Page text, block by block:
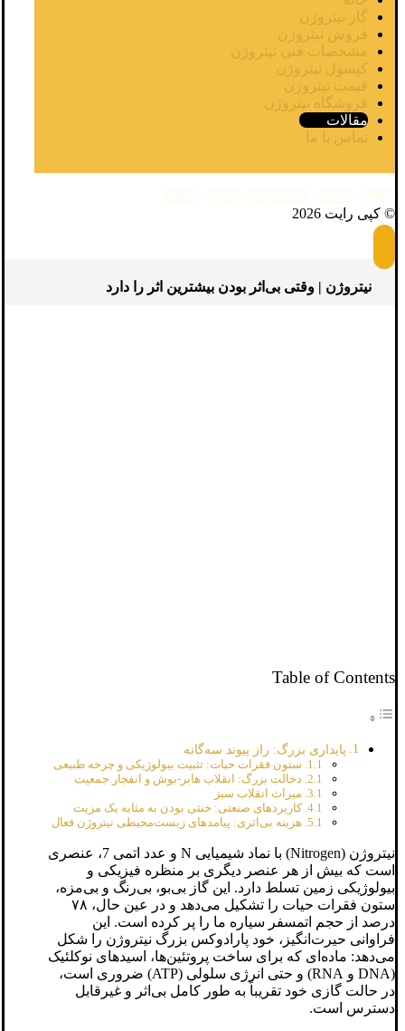
گاز نیتروژن
فروش نیتروژن
مشخصات فنی نیتروژن
کپسول نیتروژن
قیمت نیتروژن
فروشگاه نیتروژن
مقالات
تماس با ما
© کپی رایت 2026
نیتروژن | وقتی بی‌اثر بودن بیشترین اثر را دارد
Table of Contents
پایداری بزرگ: راز پیوند سه‌گانه
ستون فقرات حیات: تثبیت بیولوژیکی و چرخه طبیعی
دخالت بزرگ: انقلاب هابر-بوش و انفجار جمعیت
میراث انقلاب سبز
کاربردهای صنعتی: خنثی بودن به مثابه یک مزیت
هزینه بی‌اثری: پیامدهای زیست‌محیطی نیتروژن فعال
نیتروژن (Nitrogen) با نماد شیمیایی N و عدد اتمی 7، عنصری
است که بیش از هر عنصر دیگری بر منظره فیزیکی و
بیولوژیکی زمین تسلط دارد. این گاز بی‌بو، بی‌رنگ و بی‌مزه،
ستون فقرات حیات را تشکیل می‌دهد و در عین حال، ۷۸
درصد از حجم اتمسفر سیاره ما را پر کرده است. این
فراوانی حیرت‌انگیز، خود پارادوکس بزرگ نیتروژن را شکل
می‌دهد: ماده‌ای که برای ساخت پروتئین‌ها، اسیدهای نوکلئیک
(DNA و RNA) و حتی انرژی سلولی (ATP) ضروری است،
در حالت گازی خود تقریباً به طور کامل بی‌اثر و غیرقابل
دسترس است.